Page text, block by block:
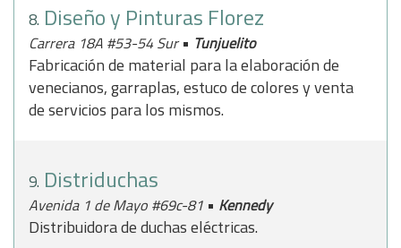
8. Diseño y Pinturas Florez
Carrera 18A #53-54 Sur• Tunjuelito
Fabricación de material para la elaboración de
venecianos, garraplas, estuco de colores y venta
de servicios para los mismos.
9. Distriduchas
Avenida 1 de Mayo #69c-81 • Kennedy
Distribuidora de duchas eléctricas.